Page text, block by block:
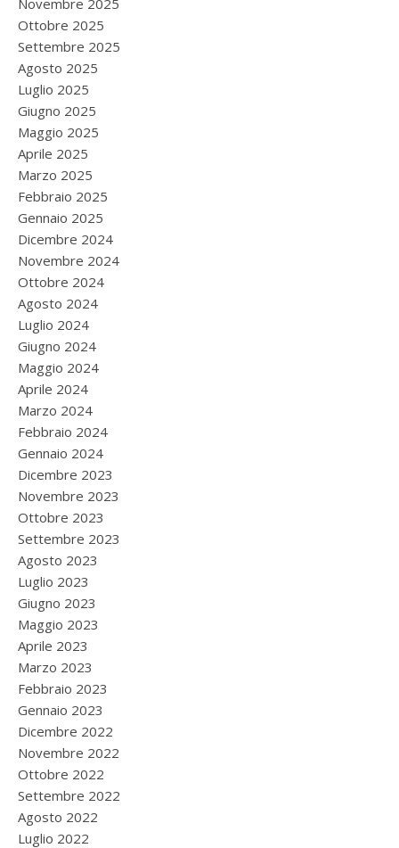
Novembre 2025
Ottobre 2025
Settembre 2025
Agosto 2025
Luglio 2025
Giugno 2025
Maggio 2025
Aprile 2025
Marzo 2025
Febbraio 2025
Gennaio 2025
Dicembre 2024
Novembre 2024
Ottobre 2024
Agosto 2024
Luglio 2024
Giugno 2024
Maggio 2024
Aprile 2024
Marzo 2024
Febbraio 2024
Gennaio 2024
Dicembre 2023
Novembre 2023
Ottobre 2023
Settembre 2023
Agosto 2023
Luglio 2023
Giugno 2023
Maggio 2023
Aprile 2023
Marzo 2023
Febbraio 2023
Gennaio 2023
Dicembre 2022
Novembre 2022
Ottobre 2022
Settembre 2022
Agosto 2022
Luglio 2022